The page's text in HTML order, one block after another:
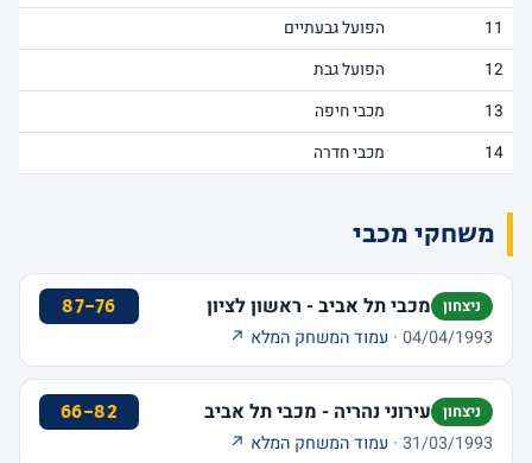
11
הפועל גבעתיים
12
הפועל גבת
13
מכבי חיפה
14
מכבי חדרה
משחקי מכבי
ניצחון מכבי תל אביב - ראשון לציון 87-76
04/04/1993 · עמוד המשחק המלא ↗
ניצחון עירוני נהריה - מכבי תל אביב 66-82
31/03/1993 · עמוד המשחק המלא ↗